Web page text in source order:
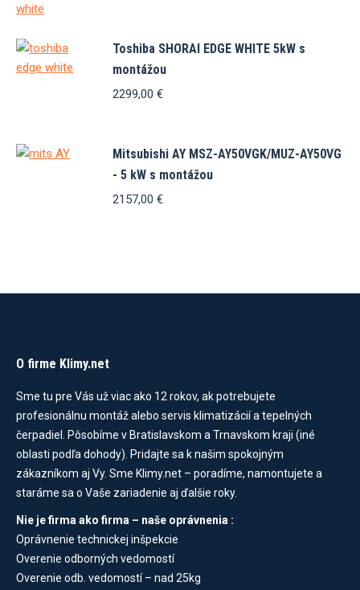
Toshiba SHORAI EDGE WHITE 5kW s
montážou
2299,00 €
Mitsubishi AY MSZ-AY50VGK/MUZ-AY50VG
- 5 kW s montážou
2157,00 €
O firme Klimy.net
Sme tu pre Vás už viac ako 12 rokov, ak potrebujete
profesionálnu montáž alebo servis klimatizácií a tepelných
čerpadiel. Pôsobíme v Bratislavskom a Trnavskom kraji (iné
oblasti podľa dohody). Pridajte sa k našim spokojným
zákazníkom aj Vy. Sme Klimy.net – poradíme, namontujete a
staráme sa o Vaše zariadenie aj ďalšie roky.
Nie je firma ako firma – naše oprávnenia :
Oprávnenie technickej inšpekcie
Overenie odborných vedomostí
Overenie odb. vedomostí – nad 25kg